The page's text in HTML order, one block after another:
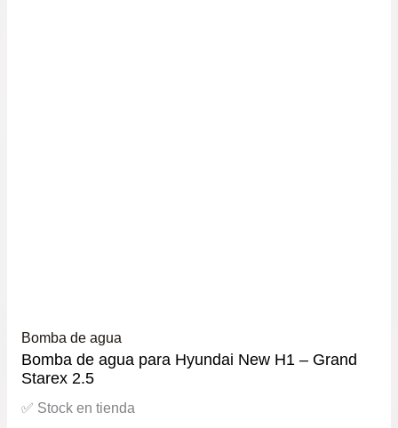
Bomba de agua
Bomba de agua para Hyundai New H1 – Grand
Starex 2.5
✅ Stock en tienda